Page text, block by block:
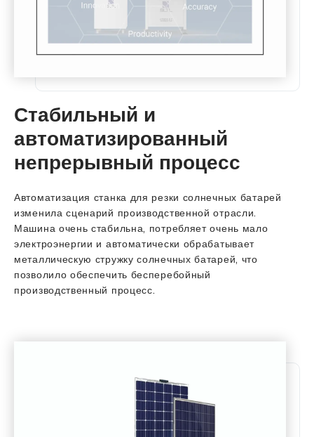
Стабильный и
автоматизированный
непрерывный процесс
Автоматизация станка для резки солнечных батарей
изменила сценарий производственной отрасли.
Машина очень стабильна, потребляет очень мало
электроэнергии и автоматически обрабатывает
металлическую стружку солнечных батарей, что
позволило обеспечить бесперебойный
производственный процесс.